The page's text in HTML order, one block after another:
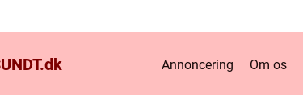
dk Annoncering Om os